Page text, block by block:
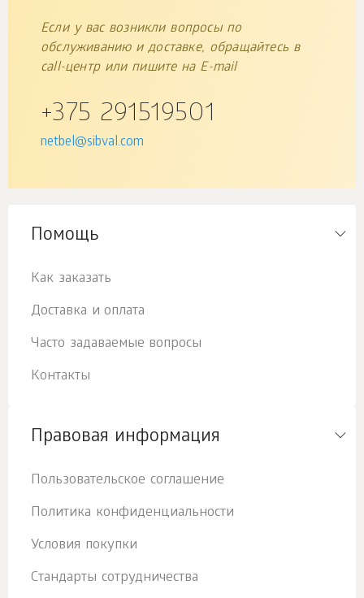
Если у вас возникли вопросы по
обслуживанию и доставке, обращайтесь в
call-центр или пишите на E-mail
+375 291519501
netbel@sibval.com
Помощь
Как заказать
Доставка и оплата
Часто задаваемые вопросы
Контакты
Правовая информация
Пользовательское соглашение
Политика конфиденциальности
Условия покупки
Стандарты сотрудничества